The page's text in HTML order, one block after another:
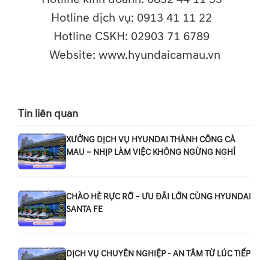
Hotline dịch vụ: 0913 41 11 22
Hotline CSKH: 02903 71 6789
Website: www.hyundaicamau.vn
Tin liên quan
XƯỞNG DỊCH VỤ HYUNDAI THÀNH CÔNG CÀ
MAU – NHỊP LÀM VIỆC KHÔNG NGỪNG NGHỈ
CHÀO HÈ RỰC RỠ – ƯU ĐÃI LỚN CÙNG HYUNDAI
SANTA FE
DỊCH VỤ CHUYÊN NGHIỆP - AN TÂM TỪ LÚC TIẾP